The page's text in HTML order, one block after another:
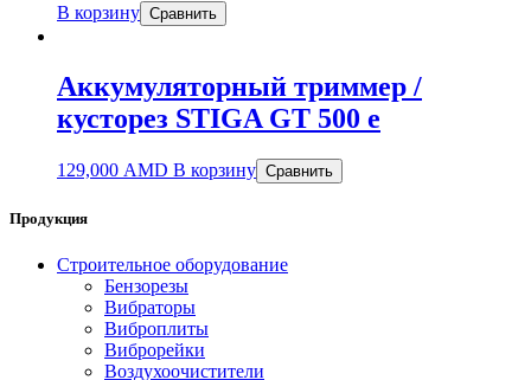
В корзину Сравнить
Аккумуляторный триммер /
кусторез STIGA GT 500 e
129,000 AMD В корзину Сравнить
Продукция
Строительное оборудование
Бензорезы
Вибраторы
Виброплиты
Виброрейки
Воздухоочистители